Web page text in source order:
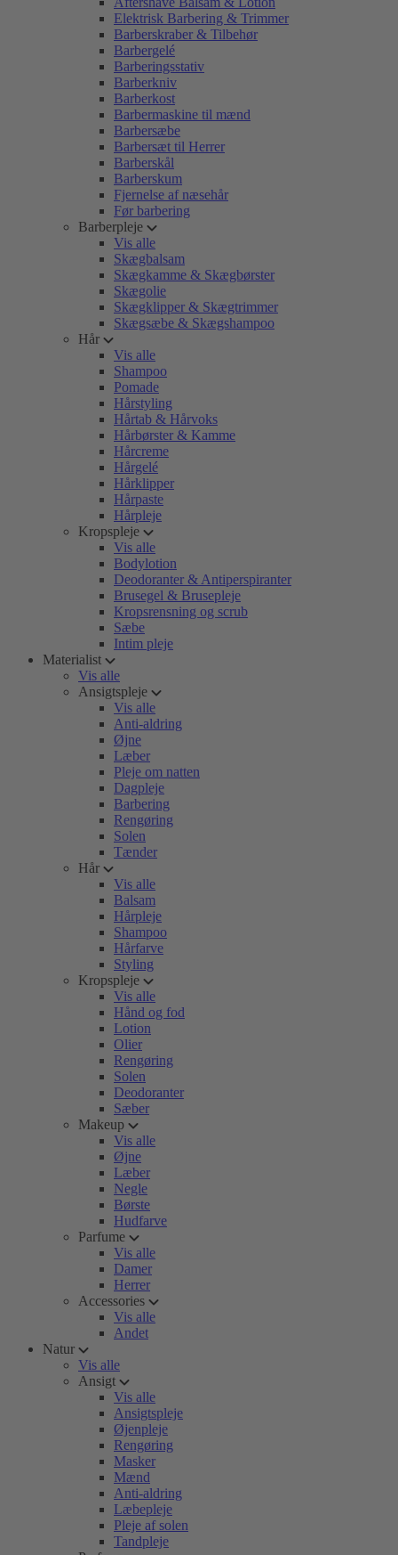
Elektrisk Barbering & Trimmer
Barberskraber & Tilbehør
Barbergelé
Barberingsstativ
Barberkniv
Barberkost
Barbermaskine til mænd
Barbersæbe
Barbersæt til Herrer
Barberskål
Barberskum
Fjernelse af næsehår
Før barbering
Barberpleje
Vis alle
Skægbalsam
Skægkamme & Skægbørster
Skægolie
Skægklipper & Skægtrimmer
Skægsæbe & Skægshampoo
Hår
Vis alle
Shampoo
Pomade
Hårstyling
Hårtab & Hårvoks
Hårbørster & Kamme
Hårcreme
Hårgelé
Hårklipper
Hårpaste
Hårpleje
Kropspleje
Vis alle
Bodylotion
Deodoranter & Antiperspiranter
Brusegel & Brusepleje
Kropsrensning og scrub
Sæbe
Intim pleje
Materialist
Vis alle
Ansigtspleje
Vis alle
Anti-aldring
Øjne
Læber
Pleje om natten
Dagpleje
Barbering
Rengøring
Solen
Tænder
Hår
Vis alle
Balsam
Hårpleje
Shampoo
Hårfarve
Styling
Kropspleje
Vis alle
Hånd og fod
Lotion
Olier
Rengøring
Solen
Deodoranter
Sæber
Makeup
Vis alle
Øjne
Læber
Negle
Børste
Hudfarve
Parfume
Vis alle
Damer
Herrer
Accessories
Vis alle
Andet
Natur
Vis alle
Ansigt
Vis alle
Ansigtspleje
Øjenpleje
Rengøring
Masker
Mænd
Anti-aldring
Læbepleje
Pleje af solen
Tandpleje